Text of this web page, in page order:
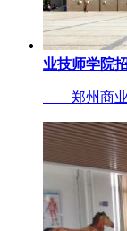
业技师学院
郑州商业